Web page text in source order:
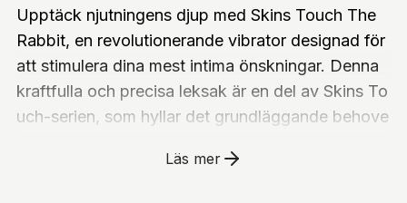
Upptäck njutningens djup med Skins Touch The
Rabbit, en revolutionerande vibrator designad för
att stimulera dina mest intima önskningar. Denna
kraftfulla och precisa leksak är en del av Skins To
uch-serien, som hyllar det grundläggande behove
befinnande. The Rabbit är skapad för att ge dig e
Läs mer